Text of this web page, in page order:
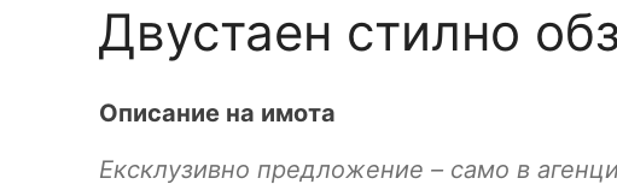
Двустаен стилно
Описание на имота
Ексклузивно предложение – само в